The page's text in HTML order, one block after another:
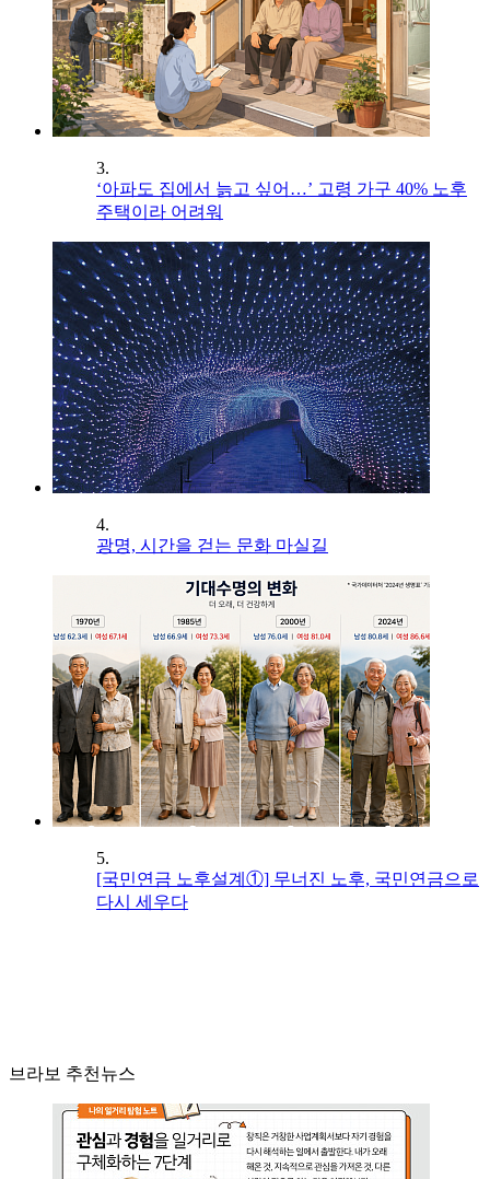
3.
‘아파도 집에서 늙고 싶어…’ 고령 가구 40% 노후
주택이라 어려워
4.
광명, 시간을 걷는 문화 마실길
5.
[국민연금 노후설계①] 무너진 노후, 국민연금으로
다시 세우다
브라보 추천뉴스